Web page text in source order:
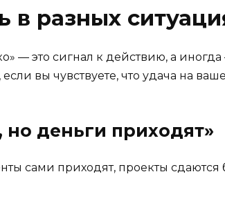
в разных
— это сигнал к действию, а
вы чувствуете, что удача на
но деньги приходят»
сами приходят, проекты сдаются